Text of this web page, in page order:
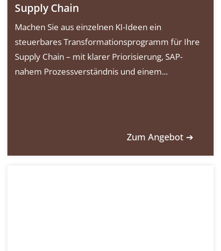
Supply Chain
Machen Sie aus einzelnen KI-Ideen ein
steuerbares Transformationsprogramm für Ihre
Supply Chain – mit klarer Priorisierung, SAP-
nahem Prozessverständnis und einem...
Zum Angebot ➔